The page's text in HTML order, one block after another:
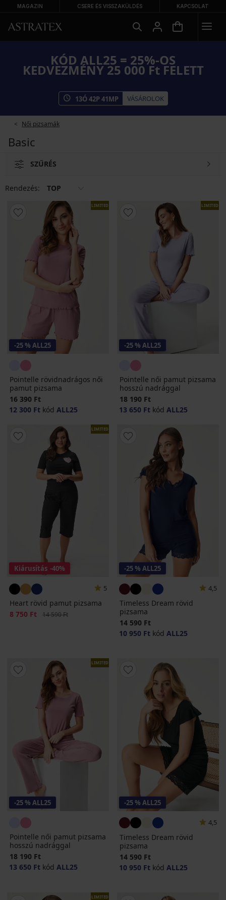
MAGAZIN CSERE ÉS VISSZAKÜLDÉS KAPCSOLAT
KÓD ALL25 = 25%-OS
KEDVEZMÉNY 25 000 Ft FELETT
13Ó42P40MP VÁSÁROLOK
Női pizsamák
Basic
SZŰRÉS
Rendezés: TOP
LIMITED
-25 % ALL25
Pointelle rövidnadrágos női
pamut pizsama
16 390 Ft
12 300 Ft kód ALL25
LIMITED
-25 % ALL25
Pointelle női pamut pizsama
hosszú nadrággal
18 190 Ft
13 650 Ft kód ALL25
LIMITED
Kiárusítás -40%
5
Heart rövid pamut pizsama
Kedvezmény
8 750 Ft Eredeti ár
14 590 Ft
-25 % ALL25
4,5
Timeless Dream rövid
pizsama
14 590 Ft
10 950 Ft kód ALL25
LIMITED
-25 % ALL25
Pointelle női pamut pizsama
hosszú nadrággal
18 190 Ft
13 650 Ft kód ALL25
-25 % ALL25
4,5
Timeless Dream rövid
pizsama
14 590 Ft
10 950 Ft kód ALL25
LIMITED